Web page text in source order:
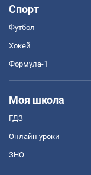
Спорт
Футбол
Хокей
Формула-1
Моя школа
ГДЗ
Онлайн уроки
ЗНО